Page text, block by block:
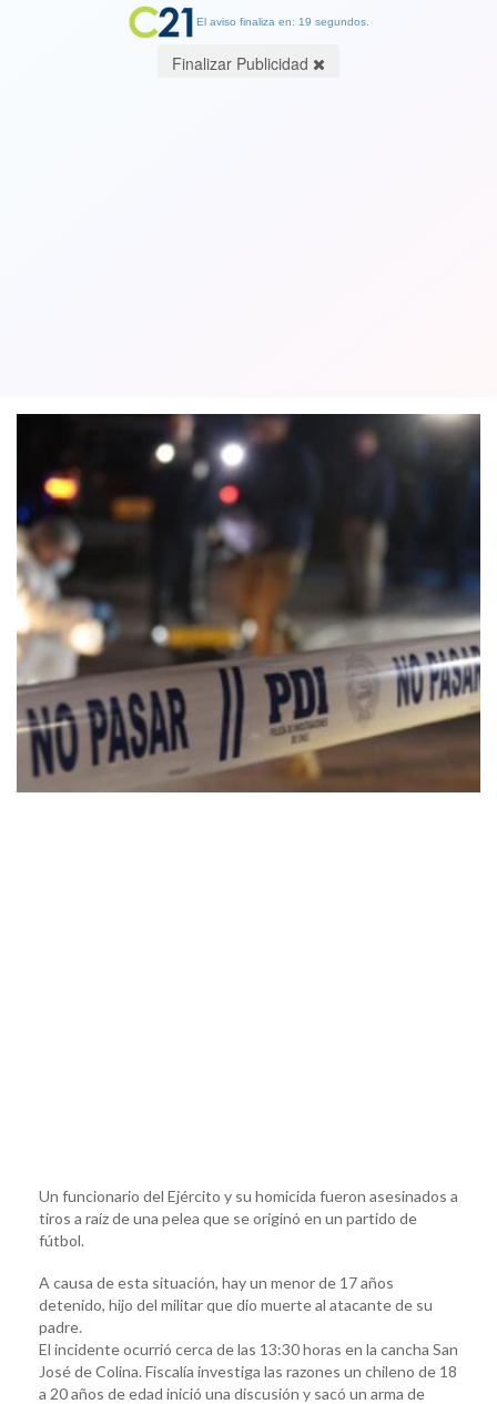
Un funcionario del Ejército y su homicida fueron asesinados a
tiros a raíz de una pelea que se originó en un partido de
fútbol.
A causa de esta situación, hay un menor de 17 años
detenido, hijo del militar que dio muerte al atacante de su
padre.
El incidente ocurrió cerca de las 13:30 horas en la cancha San
José de Colina. Fiscalía investiga las razones un chileno de 18
a 20 años de edad inició una discusión y sacó un arma de
El aviso finaliza en: 19 segundos.
Finalizar Publicidad